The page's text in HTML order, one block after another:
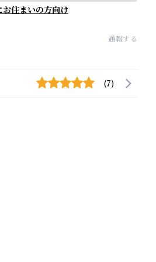
お住まいの方向け
通報する
(7)